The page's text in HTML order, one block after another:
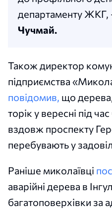
департаменту ЖКГ,
Чучмай.
Також директор
підприємства
повідомив, що
торік у вересні під
вздовж проспекту
перебувають у
Раніше миколаївці
аварійні дерева в
багатоповерхівки за